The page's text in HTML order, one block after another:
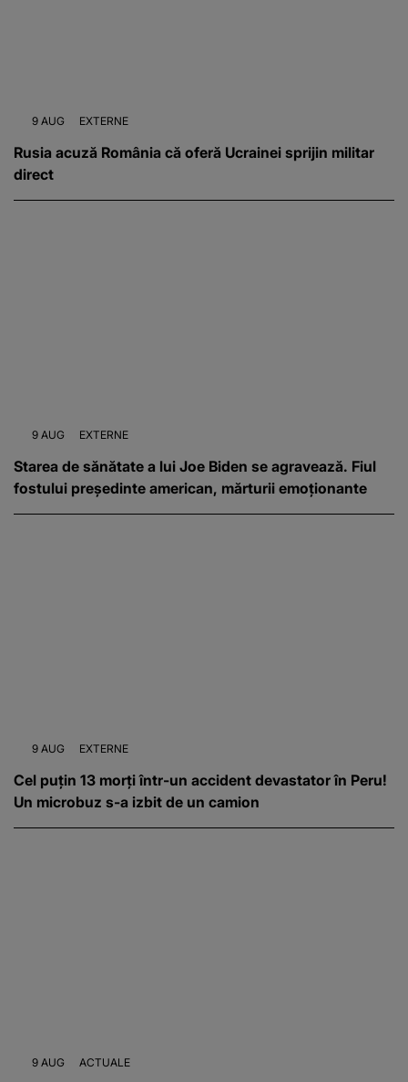
9 AUG EXTERNE
Rusia acuză România că oferă Ucrainei sprijin militar
direct
9 AUG EXTERNE
Starea de sănătate a lui Joe Biden se agravează. Fiul
fostului președinte american, mărturii emoționante
9 AUG EXTERNE
Cel puțin 13 morți într-un accident devastator în Peru!
Un microbuz s-a izbit de un camion
9 AUG ACTUALE